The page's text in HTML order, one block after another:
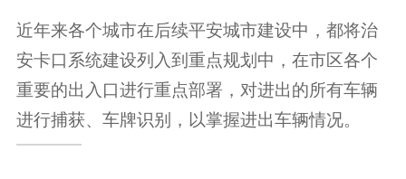
近年来各个城市在后续平安城市建设中，都将治
安卡口系统建设列入到重点规划中，在市区各个
重要的出入口进行重点部署，对进出的所有车辆
进行捕获、车牌识别，以掌握进出车辆情况。